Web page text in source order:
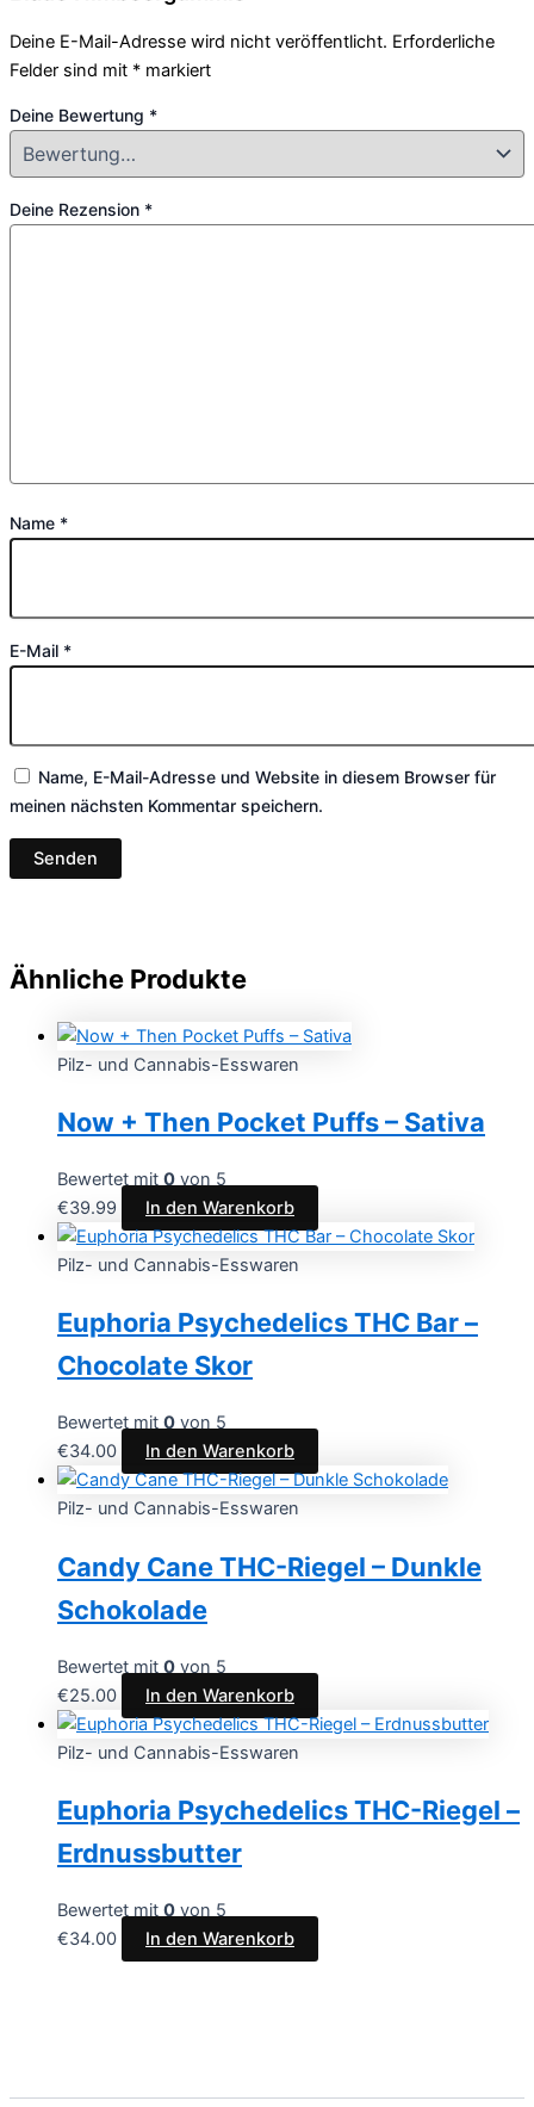
Deine E-Mail-Adresse wird nicht veröffentlicht. Erforderliche
Felder sind mit * markiert
Deine Bewertung *
Deine Rezension *
Name *
E-Mail *
Name, E-Mail-Adresse und Website in diesem Browser für
meinen nächsten Kommentar speichern.
Ähnliche Produkte
Pilz- und Cannabis-Esswaren
Now + Then Pocket Puffs – Sativa
Bewertet mit 0 von 5
€39.99 In den Warenkorb
Pilz- und Cannabis-Esswaren
Euphoria Psychedelics THC Bar –
Chocolate Skor
Bewertet mit 0 von 5
€34.00 In den Warenkorb
Pilz- und Cannabis-Esswaren
Candy Cane THC-Riegel – Dunkle
Schokolade
Bewertet mit 0 von 5
€25.00 In den Warenkorb
Pilz- und Cannabis-Esswaren
Euphoria Psychedelics THC-Riegel –
Erdnussbutter
Bewertet mit 0 von 5
€34.00 In den Warenkorb